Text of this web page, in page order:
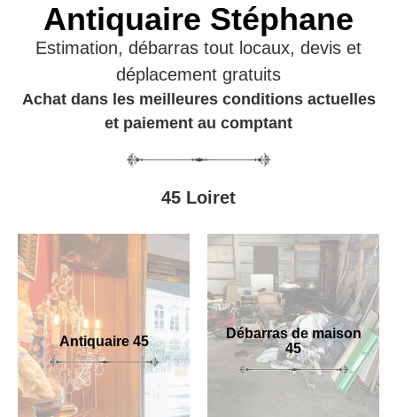
Antiquaire Stéphane
Estimation, débarras tout locaux, devis et
déplacement gratuits
Achat dans les meilleures conditions actuelles
et paiement au comptant
45 Loiret
Antiquaire 45
Débarras de maison
45